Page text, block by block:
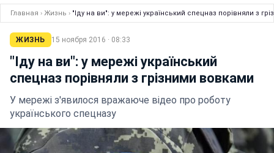
Главная › Жизнь › "Іду на ви": у мережі український спецназ порівняли з
ЖИЗНЬ 15 ноября 2016 · 08:33
"Іду на ви": у мережі український
спецназ порівняли з грізними вовками
У мережі з'явилося вражаюче відео про роботу
українського спецназу